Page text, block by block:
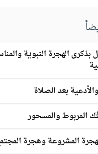
بذكرى الهجرة النبوية
بعد الصلاة
المربوط والمسحور
المشروعة وهجرة